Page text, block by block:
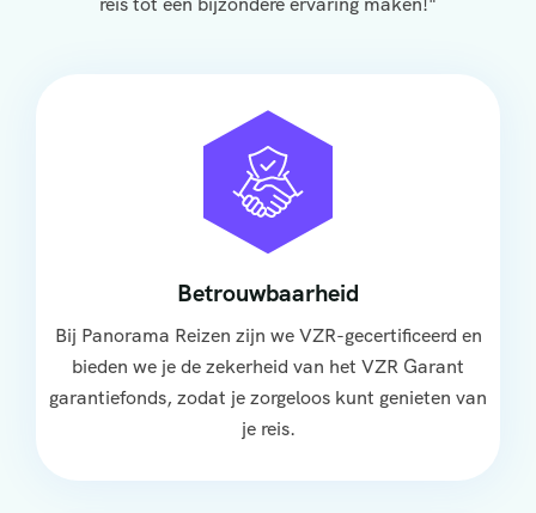
Betrouwbaarheid
Bij Panorama Reizen zijn we VZR-gecertificeerd en
bieden we je de zekerheid van het VZR Garant
garantiefonds, zodat je zorgeloos kunt genieten van
je reis.